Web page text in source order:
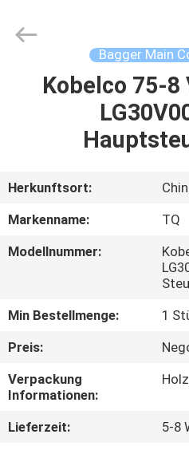
STARTSEITE
PRODUKTE
VIDEOS
SHOW
ÜBER
UNS
FABRIK
TOUR
Machinery
Bagger Main
Kobelco 75-
Herkunftsort:
Markenname:
TQ
Modellnummer:
Min Bestellmenge:
1
Preis:
Verpackung
Informationen:
Lieferzeit:
5-8